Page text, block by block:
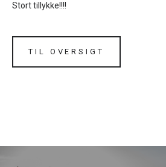
Stort tillykke!!!!
TIL OVERSIGT